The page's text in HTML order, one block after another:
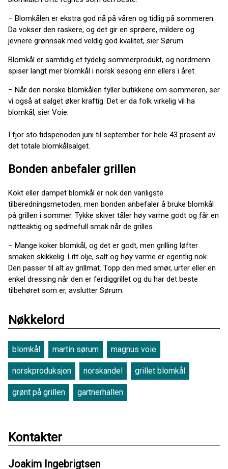
– Blomkålen er ekstra god nå på våren og tidlig på sommeren.
Da vokser den raskere, og det gir en sprøere, mildere og
jevnere grønnsak med veldig god kvalitet, sier Sørum.
Blomkål er samtidig et tydelig sommerprodukt, og nordmenn
spiser langt mer blomkål i norsk sesong enn ellers i året.
– Når den norske blomkålen fyller butikkene om sommeren, ser
vi også at salget øker kraftig. Det er da folk virkelig vil ha
blomkål, sier Voie.
I fjor sto tidsperioden juni til september for hele 43 prosent av
det totale blomkålsalget.
Bonden anbefaler grillen
Kokt eller dampet blomkål er nok den vanligste
tilberedningsmetoden, men bonden anbefaler å bruke blomkål
på grillen i sommer. Tykke skiver tåler høy varme godt og får en
nøtteaktig og sødmefull smak når de grilles.
– Mange koker blomkål, og det er godt, men grilling løfter
smaken skikkelig. Litt olje, salt og høy varme er egentlig nok.
Den passer til alt av grillmat. Topp den med smør, urter eller en
enkel dressing når den er ferdiggrillet og du har det beste
tilbehøret som er, avslutter Sørum.
Nøkkelord
blomkål martin sørum magnus voie
norskproduksjon norskandel grillet blomkål
grønt på grillen gartnerhallen
Kontakter
Joakim Ingebrigtsen